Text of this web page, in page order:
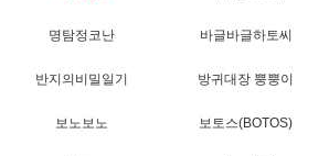
명탐정코난 바글바글하토씨
반지의비밀일기 방귀대장 뿡뿡이
보노보노 보토스(BOTOS)